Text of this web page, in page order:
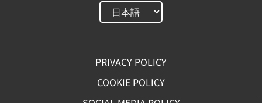
PRIVACY POLICY
COOKIE POLICY